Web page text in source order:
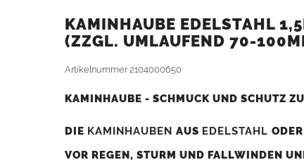
KAMINHAUBE EDELSTAHL
ZZGL. UMLAUFEND 70-
Artikelnummer2104000650
KAMINHAUBE - SCHMUCK UND SCHUTZ
DIE KAMINHAUBEN AUS EDELSTAHL ODER
VOR REGEN, STURM UND FALLWINDEN